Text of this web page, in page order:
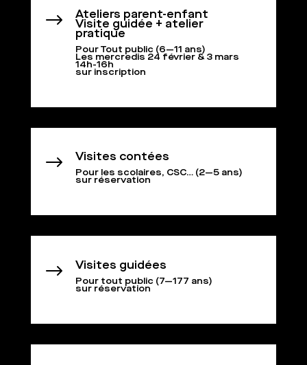
$ Ateliers parent-enfant
Visite guidée + atelier
pratique
Pour Tout public (6—11 ans)
Les mercredis 24 février & 3 mars
14h-16h
sur inscription
$ Visites contées
Pour les scolaires, CSC… (2—5 ans)
sur réservation
$ Visites guidées
Pour tout public (7—177 ans)
sur réservation